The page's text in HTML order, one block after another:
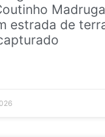
estrada de